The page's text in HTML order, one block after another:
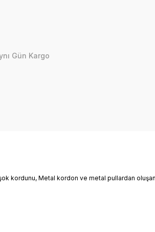
Gün Kargo
kordunu, Metal kordon ve metal pullardan